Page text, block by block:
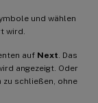
und wählen
wird.
auf Next . Das
angezeigt. Oder
zu schließen, ohne